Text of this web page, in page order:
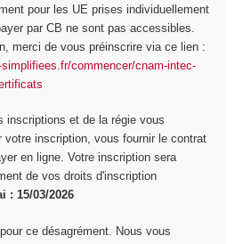
pour les UE prises individuellement
par CB ne sont pas accessibles.
merci de vous préinscrire via ce lien :
commencer/cnam-intec-
inscriptions et de la régie vous
votre inscription, vous fournir le contrat
en ligne. Votre inscription sera
de vos droits d'inscription
: 15/03/2026
ce désagrément. Nous vous